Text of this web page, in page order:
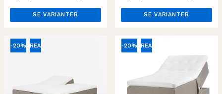
SE VARIANTER SE VARIANTER
-20% REA -20% REA